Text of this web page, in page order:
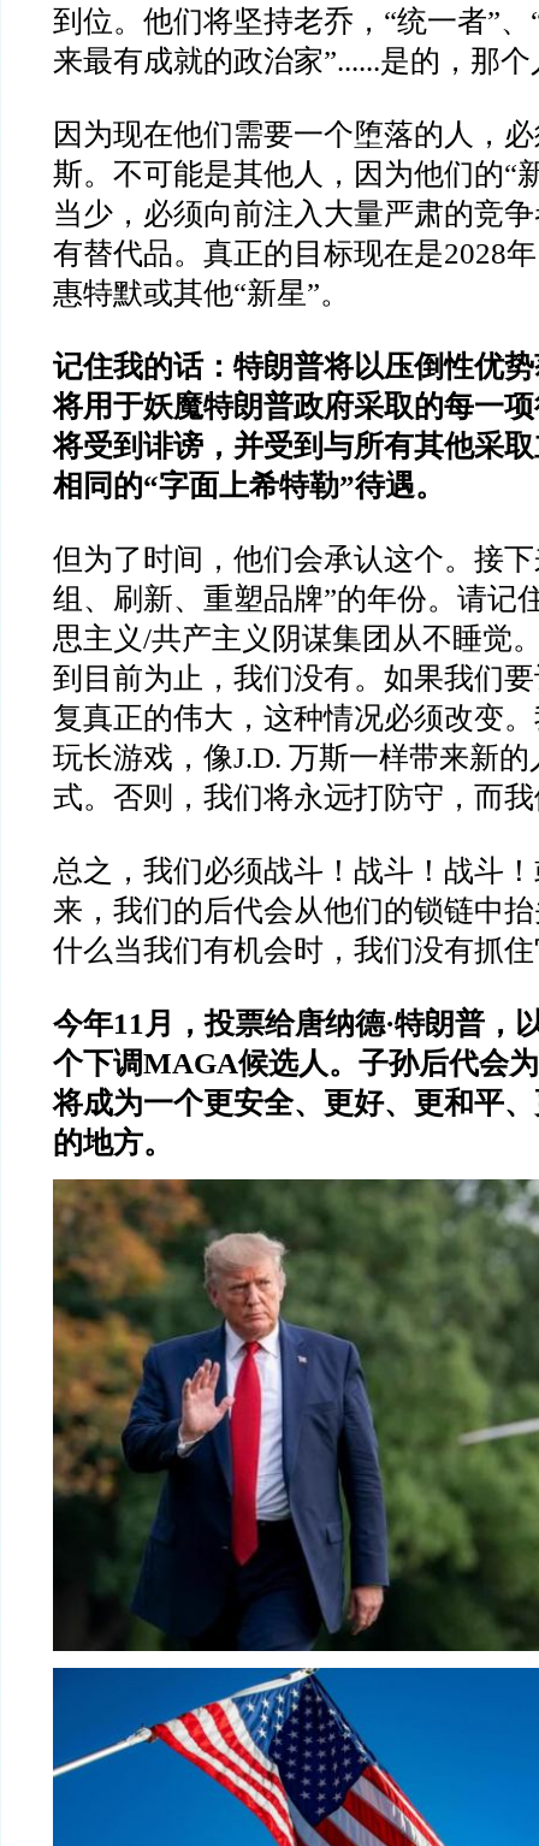
到位。他们将坚持老乔，“统一者”、
来最有成就的政治家”......是的，那个
因为现在他们需要一个堕落的人，
斯。不可能是其他人，因为他们的“
当少，必须向前注入大量严肃的竞
有替代品。真正的目标现在是2028
惠特默或其他“新星”。
记住我的话：特朗普将以压倒性优
将用于妖魔特朗普政府采取的每一
将受到诽谤，并受到与所有其他采
相同的“字面上希特勒”待遇。
但为了时间，他们会承认这个。接
组、刷新、重塑品牌”的年份。请记
思主义/共产主义阴谋集团从不睡觉
到目前为止，我们没有。如果我们
复真正的伟大，这种情况必须改变
玩长游戏，像J.D. 万斯一样带来新
式。否则，我们将永远打防守，而
总之，我们必须战斗！战斗！战斗
来，我们的后代会从他们的锁链中
什么当我们有机会时，我们没有抓
今年11月，投票给唐纳德·特朗普，
个下调MAGA候选人。子孙后代会
将成为一个更安全、更好、更和平
的地方。